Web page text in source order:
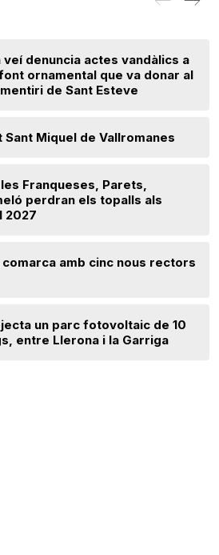
veí denuncia actes vandàlics a
ornamental que va donar al
de Sant Esteve
Miquel de Vallromanes
Franqueses, Parets,
perdran els topalls als
2027
amb cinc nous rectors
un parc fotovoltaic de 10
entre Llerona i la Garriga